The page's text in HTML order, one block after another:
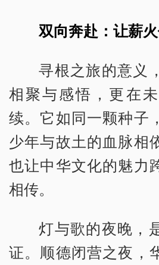
双向奔赴：让薪
寻根之旅的意义
相聚与感悟，更在
续。它如同一颗种子
少年与故土的血脉相
也让中华文化的魅力
相传。
灯与歌的夜晚，
证。顺德闭营之夜，